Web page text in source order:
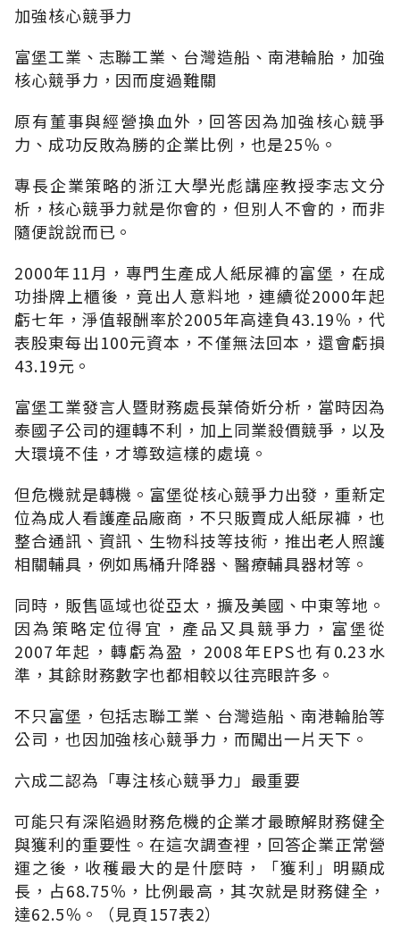
加強核心競爭力
富堡工業、志聯工業、台灣造船、南港輪胎，加強
核心競爭力，因而度過難關
原有董事與經營換血外，回答因為加強核心競爭
力、成功反敗為勝的企業比例，也是25％。
專長企業策略的浙江大學光彪講座教授李志文分
析，核心競爭力就是你會的，但別人不會的，而非
隨便說說而已。
2000年11月，專門生產成人紙尿褲的富堡，在成
功掛牌上櫃後，竟出人意料地，連續從2000年起
虧七年，淨值報酬率於2005年高達負43.19％，代
表股東每出100元資本，不僅無法回本，還會虧損
43.19元。
富堡工業發言人暨財務處長葉倚妡分析，當時因為
泰國子公司的運轉不利，加上同業殺價競爭，以及
大環境不佳，才導致這樣的處境。
但危機就是轉機。富堡從核心競爭力出發，重新定
位為成人看護產品廠商，不只販賣成人紙尿褲，也
整合通訊、資訊、生物科技等技術，推出老人照護
相關輔具，例如馬桶升降器、醫療輔具器材等。
同時，販售區域也從亞太，擴及美國、中東等地。
因為策略定位得宜，產品又具競爭力，富堡從
2007年起，轉虧為盈，2008年EPS也有0.23水
準，其餘財務數字也都相較以往亮眼許多。
不只富堡，包括志聯工業、台灣造船、南港輪胎等
公司，也因加強核心競爭力，而闖出一片天下。
六成二認為「專注核心競爭力」最重要
可能只有深陷過財務危機的企業才最瞭解財務健全
與獲利的重要性。在這次調查裡，回答企業正常營
運之後，收穫最大的是什麼時，「獲利」明顯成
長，占68.75％，比例最高，其次就是財務健全，
達62.5％。（見頁157表2）